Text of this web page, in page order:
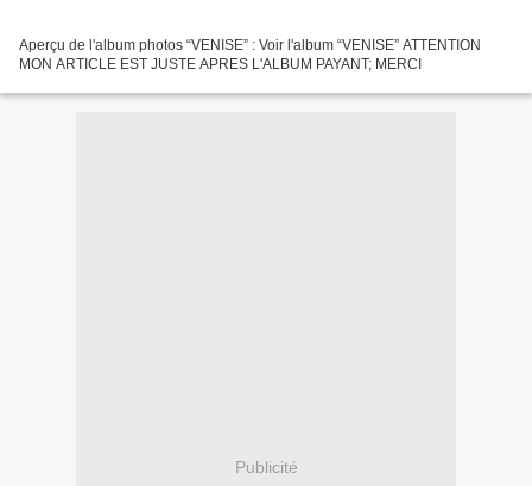
Aperçu de l'album photos “VENISE” : Voir l'album “VENISE” ATTENTION
MON ARTICLE EST JUSTE APRES L'ALBUM PAYANT; MERCI
Publicité